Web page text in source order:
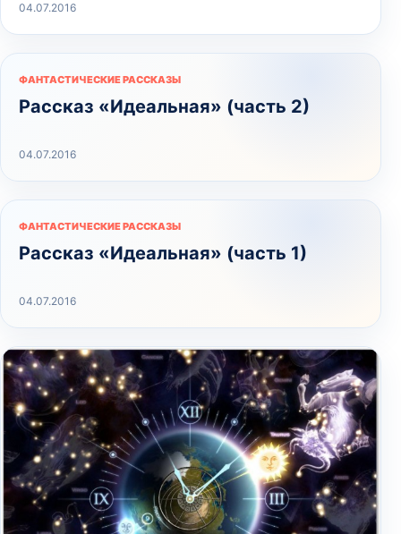
04.07.2016
ФАНТАСТИЧЕСКИЕ РАССКАЗЫ
Рассказ «Идеальная» (часть 2)
04.07.2016
ФАНТАСТИЧЕСКИЕ РАССКАЗЫ
Рассказ «Идеальная» (часть 1)
04.07.2016